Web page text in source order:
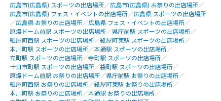
広島市(広島県) スポーツの出店場所／広島市(広島県) お祭りの出店場所／
広島市(広島県) フェス・イベントの出店場所／広島県 スポーツの出店場所
／広島県 お祭りの出店場所／広島県 フェス・イベントの出店場所／
原爆ドーム前駅 スポーツの出店場所／県庁前駅 スポーツの出店場所／
紙屋町西駅 スポーツの出店場所／紙屋町東駅 スポーツの出店場所／
本川町駅 スポーツの出店場所／本通駅 スポーツの出店場所／
立町駅 スポーツの出店場所／寺町駅 スポーツの出店場所／
十日市町駅 スポーツの出店場所／袋町駅 スポーツの出店場所／
原爆ドーム前駅 お祭りの出店場所／県庁前駅 お祭りの出店場所／
紙屋町西駅 お祭りの出店場所／紙屋町東駅 お祭りの出店場所／
本川町駅 お祭りの出店場所／本通駅 お祭りの出店場所／